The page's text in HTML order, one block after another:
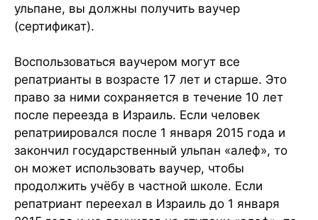
ульпане, вы должны получить ваучер
(сертификат).
Воспользоваться ваучером могут все
репатрианты в возрасте 17 лет и старше. Это
право за ними сохраняется в течение 10 лет
после переезда в Израиль. Если человек
репатриировался после 1 января 2015 года и
закончил государственный ульпан «алеф», то
он может использовать ваучер, чтобы
продолжить учёбу в частной школе. Если
репатриант переехал в Израиль до 1 января